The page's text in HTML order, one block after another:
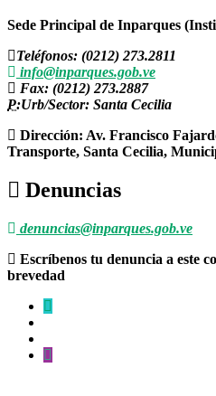
Sede Principal de Inparques
Teléfonos: (0212) 273.2811
info@inparques.gob.ve
Fax: (0212) 273.2887
P:Urb/Sector: Santa Cecilia
Dirección: Av. Francisco
Transporte, Santa Cecilia,
Denuncias
denuncias@inparques.gob.ve
Escríbenos tu denuncia a este
brevedad